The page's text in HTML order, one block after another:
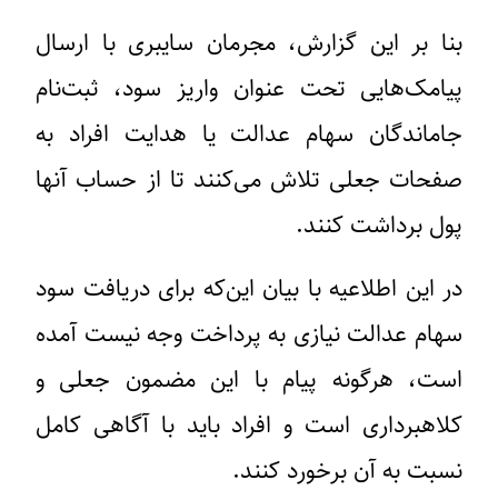
بنا بر این گزارش، مجرمان سایبری با ارسال
پیامک‌هایی تحت عنوان واریز سود، ثبت‌نام
جاماندگان سهام عدالت یا هدایت افراد به
صفحات جعلی تلاش می‌کنند تا از حساب آنها
پول برداشت کنند.
در این اطلاعیه با بیان این‌که برای دریافت سود
سهام عدالت نیازی به پرداخت وجه نیست آمده
است، هرگونه پیام با این مضمون جعلی و
کلاهبرداری است و افراد باید با آگاهی کامل
نسبت به آن برخورد کنند.